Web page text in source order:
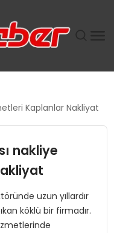
HEDEF
Kaplanlar Nakliyat
nakliye
uzun yıllardır
köklü bir firmadır.